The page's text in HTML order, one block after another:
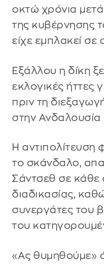
οκτώ χρόνια
της κυβέρνησης
είχε εμπλακεί σε
Εξάλλου η δίκη
εκλογικές ήττες
πριν τη
στην Ανδαλουσία
Η αντιπολίτευση
το σκάνδαλο,
Σάντσεθ σε κάθε
διαδικασίας,
συνεργάτες του
του
«Ας θυμηθούμε»